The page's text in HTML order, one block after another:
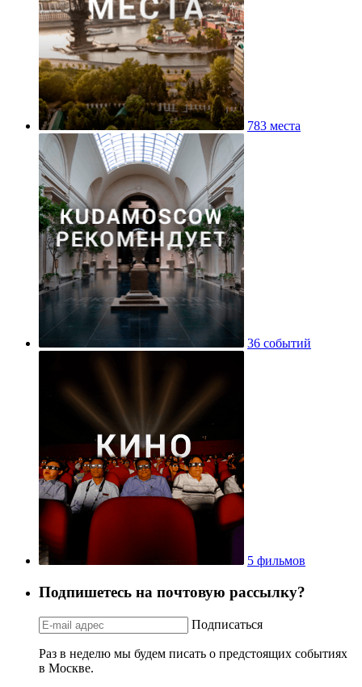
783 места
36 событий
5 фильмов
Подпишетесь на почтовую рассылку?
Подписаться
Раз в неделю мы будем писать о предстоящих событиях
в Москве.